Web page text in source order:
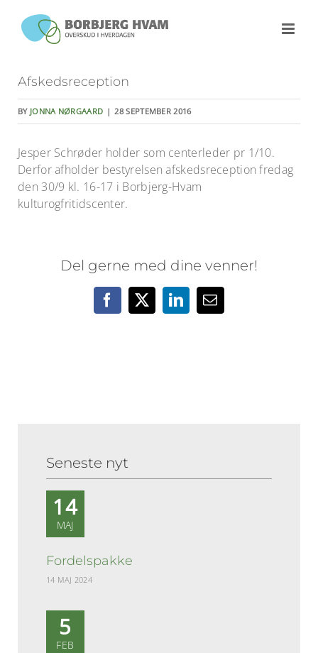
content
Afskedsreception
BY JONNA NØRGAARD | 28 SEPTEMBER 2016
Jesper Schrøder holder som centerleder pr 1/10.
Derfor afholder bestyrelsen afskedsreception fredag
den 30/9 kl. 16-17 i Borbjerg-Hvam
kulturogfritidscenter.
Del gerne med dine venner!
Facebook
X LinkedIn
E-
Seneste nyt
14
MAJ
Fordelspakke
14 MAJ 2024
5
FEB